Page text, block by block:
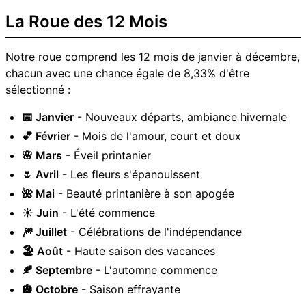
La Roue des 12 Mois
Notre roue comprend les 12 mois de janvier à décembre,
chacun avec une chance égale de 8,33% d'être
sélectionné :
📅 Janvier - Nouveaux départs, ambiance hivernale
💕 Février - Mois de l'amour, court et doux
🌸 Mars - Éveil printanier
🌷 Avril - Les fleurs s'épanouissent
🌺 Mai - Beauté printanière à son apogée
☀️ Juin - L'été commence
🎆 Juillet - Célébrations de l'indépendance
🏖️ Août - Haute saison des vacances
🍂 Septembre - L'automne commence
🎃 Octobre - Saison effrayante